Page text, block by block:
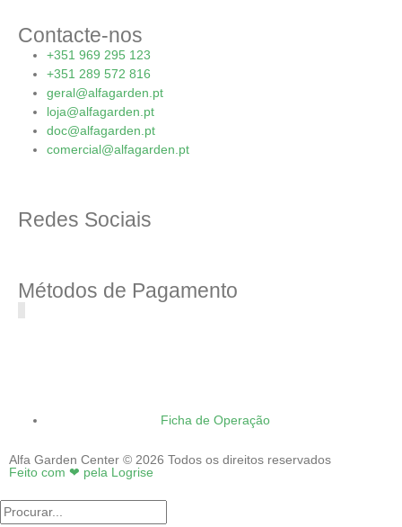
Contacte-nos
+351 969 295 123
+351 289 572 816
geral@alfagarden.pt
loja@alfagarden.pt
doc@alfagarden.pt
comercial@alfagarden.pt
Redes Sociais
Métodos de Pagamento
Ficha de Operação
Alfa Garden Center © 2026 Todos os direitos reservados
Feito com ❤ pela Logrise